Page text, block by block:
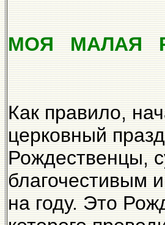
МОЯ МАЛАЯ
Как правило,
церковный
Рождественцы,
благочестивым
на году. Это